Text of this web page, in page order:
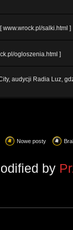
www.wrock.pl/salki.html ]
ogloszenia.html ]
audycji Radia Luz,
Nowe posty
by